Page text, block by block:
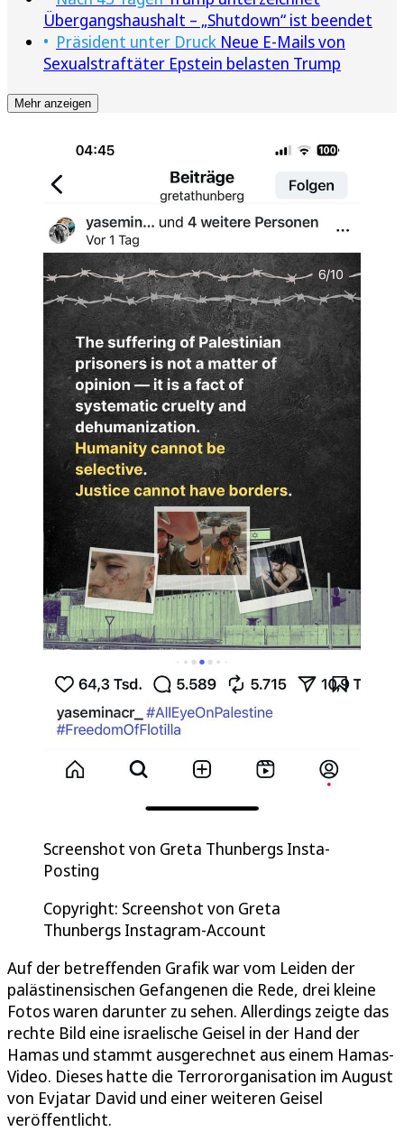
Übergangshaushalt – „Shutdown“ ist beendet
Präsident unter Druck Neue E-Mails von
Sexualstraftäter Epstein belasten Trump
Mehr anzeigen
Screenshot von Greta Thunbergs Insta-
Posting
Copyright: Screenshot von Greta
Thunbergs Instagram-Account
Auf der betreffenden Grafik war vom Leiden der
palästinensischen Gefangenen die Rede, drei kleine
Fotos waren darunter zu sehen. Allerdings zeigte das
rechte Bild eine israelische Geisel in der Hand der
Hamas und stammt ausgerechnet aus einem Hamas-
Video. Dieses hatte die Terrororganisation im August
von Evjatar David und einer weiteren Geisel
veröffentlicht.